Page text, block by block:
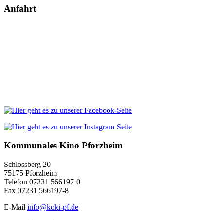
Anfahrt
Kommunales Kino Pforzheim
Schlossberg 20
75175 Pforzheim
Telefon 07231 566197-0
Fax 07231 566197-8
E-Mail info@koki-pf.de